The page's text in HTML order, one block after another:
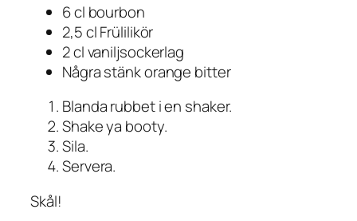
6 cl bourbon
2,5 cl Frülilikör
2 cl vaniljsockerlag
Några stänk orange bitter
Blanda rubbet i en shaker.
Shake ya booty.
Sila.
Servera.
Skål!